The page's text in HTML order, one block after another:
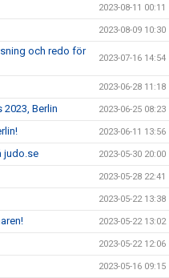
2023-08-11 00:11
2023-08-09 10:30
och redo för
2023-07-16 14:54
2023-06-28 11:18
Berlin 2023-06-25 08:23
2023-06-11 13:56
judo.se 2023-05-30 20:00
2023-05-28 22:41
2023-05-22 13:38
2023-05-22 13:02
2023-05-22 12:06
2023-05-16 09:15